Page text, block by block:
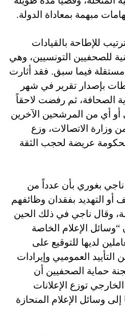
مبهمة بمعاداة الدولة.
للإطاحة بالقيادات
للصحفيين التونسيين، وهي
مستقلة فيما سبق. فقد أثارت
بإصدار تقرير في شهر
الصحافة، ثم رفضت لاحقاً
أو أي من المرشحين الآخرين
وزارة الاتصالات، وزع
عريضة لحجب الثقة
ناجي بغوري بأن عدداً من
أو التهديد بفقدان وظائفهم
وقال ناجي في ذلك الحين
الإعلام الخاصة
لديها للتوقيع على
العموميي وإيرادات
حماية الصحفيين أن
الخارجي توزع الإعلانات
إلى وسائل الإعلام المنحازة